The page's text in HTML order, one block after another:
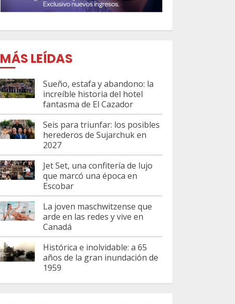
MÁS LEÍDAS
Sueño, estafa y abandono: la
increíble historia del hotel
fantasma de El Cazador
Seis para triunfar: los posibles
herederos de Sujarchuk en
2027
Jet Set, una confitería de lujo
que marcó una época en
Escobar
La joven maschwitzense que
arde en las redes y vive en
Canadá
Histórica e inolvidable: a 65
años de la gran inundación de
1959